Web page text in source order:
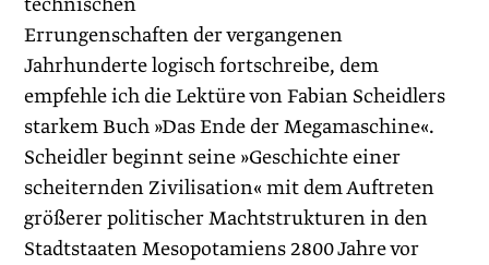
Errungenschaften der vergangenen
Jahrhunderte logisch fortschreibe, dem
empfehle ich die Lektüre von Fabian Scheidlers
starkem Buch »Das Ende der Megamaschine«.
Scheidler beginnt seine »Geschichte einer
scheiternden Zivilisation« mit dem Auftreten
größerer politischer Machtstrukturen in den
Stadtstaaten Mesopotamiens 2800 Jahre vor